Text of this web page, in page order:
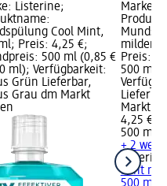
Listerine;
Cool Mint,
Preis: 4,25 €;
500 ml (0,85 €
ml); Verfügbarkeit:
Grün Lieferbar,
Grau dm Markt
Marke:
milder
Preis:
500 ml
Markt
4,25 €
500 ml
+ 2
Listerine
Mint